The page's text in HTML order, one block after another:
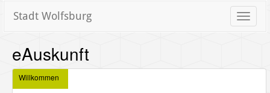
Toggle
Stadt Wolfsburg
eAuskunft
Willkommen